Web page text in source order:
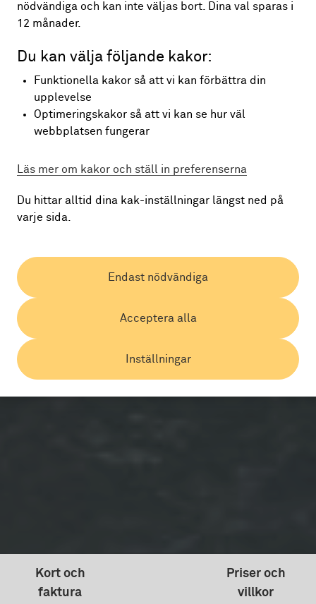
Kort och
faktura
Priser och
villkor
nödvändiga och kan inte väljas bort. Dina val sparas i
12 månader.
Du kan välja följande kakor:
Funktionella kakor så att vi kan förbättra din
upplevelse
Optimeringskakor så att vi kan se hur väl
webbplatsen fungerar
Läs mer om kakor och ställ in preferenserna
Du hittar alltid dina kak-inställningar längst ned på
varje sida.
Inställningar
Acceptera alla
Endast nödvändiga